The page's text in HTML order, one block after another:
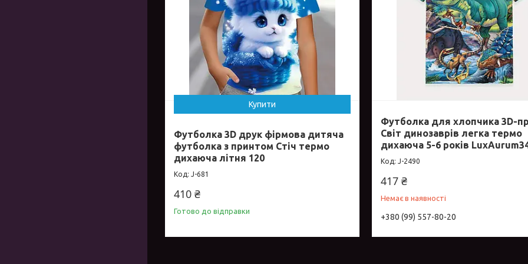
Купити
Футболка 3D друк фірмова дитяча
футболка з принтом Стіч термо
дихаюча літня 120
J-681
410 ₴
Готово до відправки
Футболка для хлопчика 3D-
Світ динозаврів легка термо
дихаюча 5-6 років
J-2490
417 ₴
Немає в наявності
+380 (99) 557-80-20